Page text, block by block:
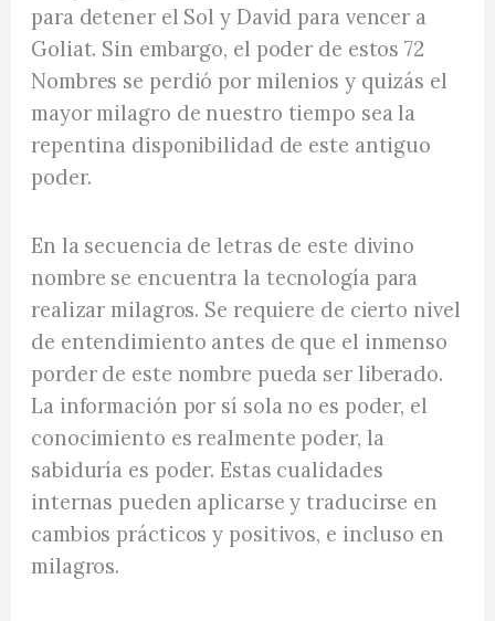
para detener el Sol y David para vencer a
Goliat. Sin embargo, el poder de estos 72
Nombres se perdió por milenios y quizás el
mayor milagro de nuestro tiempo sea la
repentina disponibilidad de este antiguo
poder.
En la secuencia de letras de este divino
nombre se encuentra la tecnología para
realizar milagros. Se requiere de cierto nivel
de entendimiento antes de que el inmenso
porder de este nombre pueda ser liberado.
La información por sí sola no es poder, el
conocimiento es realmente poder, la
sabiduría es poder. Estas cualidades
internas pueden aplicarse y traducirse en
cambios prácticos y positivos, e incluso en
milagros.